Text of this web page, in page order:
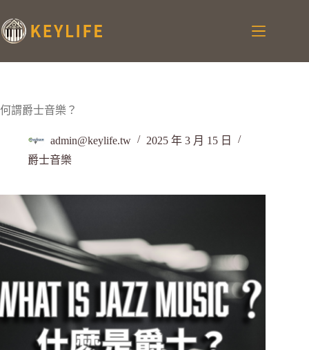
何謂爵士音樂？
admin@keylife.tw
2025 年 3 月 15 日
爵士音樂